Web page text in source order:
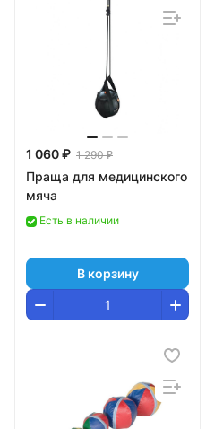
1 060 ₽ 1 290 ₽
Праща для медицинского
мяча
Есть в наличии
В корзину